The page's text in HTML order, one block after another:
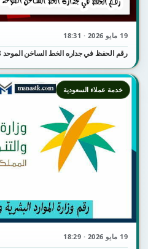
19 مايو 2026 · 18:31
رقم الحفظ في جداره الخط الساخن الموحد 1448
19 مايو 2026 · 18:29
خدمة عملاء السعودية